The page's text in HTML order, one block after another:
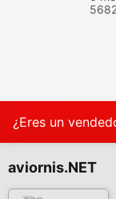
¿Eres un
aviornis.NET